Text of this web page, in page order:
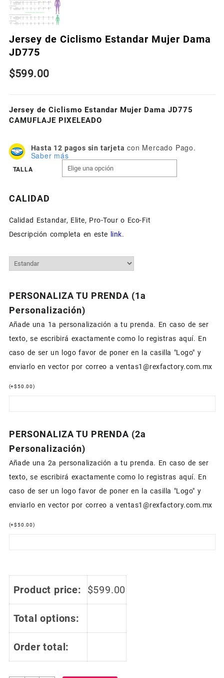
Jersey de Ciclismo Estandar Mujer Dama
JD775
$599.00
Jersey de Ciclismo Estandar Mujer Dama JD775
CAMUFLAJE PIXELEADO
Hasta 12 pagos sin tarjeta con Mercado Pago.
Saber más
TALLA
CALIDAD
Calidad Estandar, Elite, Pro-Tour o Eco-Fit
Descripción completa en este
link.
PERSONALIZA TU PRENDA (1a
Personalización)
Añade una 1a personalización a tu prenda. En caso de ser
texto, se escribirá exactamente como lo registras aquí. En
caso de ser un logo favor de poner en la casilla "Logo" y
enviarlo en vector por correo a ventas1@rexfactory.com.mx
(+$50.00 )
PERSONALIZA TU PRENDA (2a
Personalización)
Añade una 2a personalización a tu prenda. En caso de ser
texto, se escribirá exactamente como lo registras aquí. En
caso de ser un logo favor de poner en la casilla "Logo" y
enviarlo en vector por correo a ventas1@rexfactory.com.mx
(+$50.00 )
Product price: $599.00
Total options:
Order total: